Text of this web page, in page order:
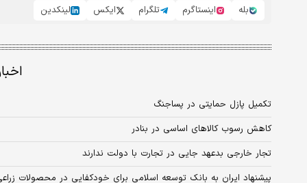
بله
اینستاگرم تلگرام ایکس لینکدین
تکمیل پازل حمایتی در پساجنگ
کاهش رسوب کالاهای اساسی در بنادر
تجار خارجی بدعهد جایی در تجارت با دولت ندارند
پیشنهاد ایران به بانک توسعه اسلامی برای خودکفایی در محصولات